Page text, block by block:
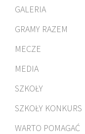
GALERIA
GRAMY RAZEM
MECZE
MEDIA
SZKOŁY
SZKOŁY KONKURS
WARTO POMAGAĆ